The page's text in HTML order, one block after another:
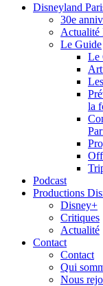
Disneyland
30e
Actualité
Le Guide
Le
la
Podcast
Productions
Disney+
Critiques
Actualité
Contact
Contact
Qui
Nous